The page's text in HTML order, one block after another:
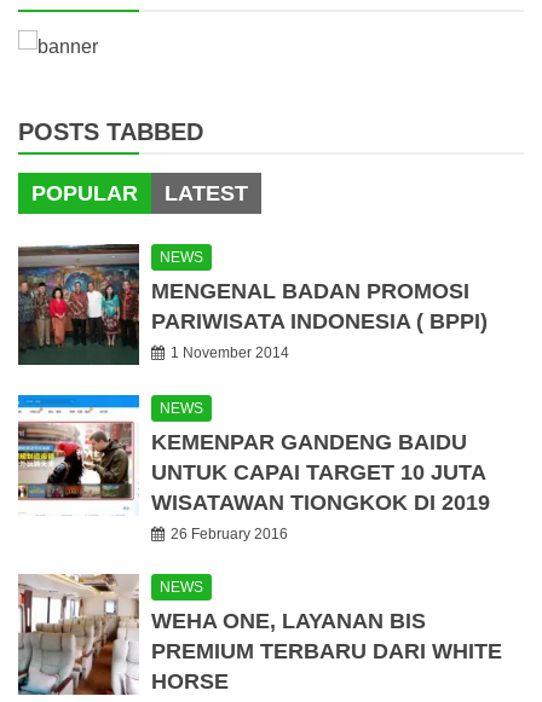
POSTS TABBED
POPULAR LATEST
NEWS
MENGENAL BADAN PROMOSI
PARIWISATA INDONESIA ( BPPI)
1 November 2014
NEWS
KEMENPAR GANDENG BAIDU
UNTUK CAPAI TARGET 10 JUTA
WISATAWAN TIONGKOK DI 2019
26 February 2016
NEWS
WEHA ONE, LAYANAN BIS
PREMIUM TERBARU DARI WHITE
HORSE